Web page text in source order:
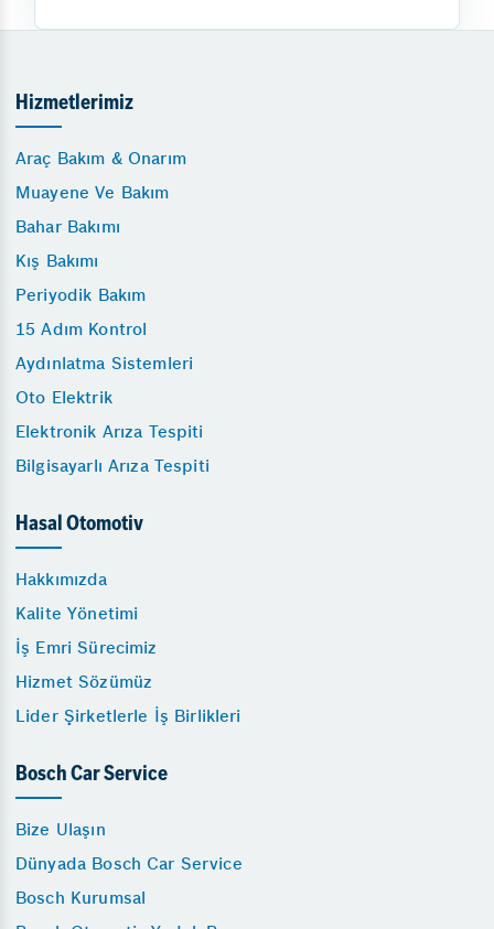
Hizmetlerimiz
Araç Bakım & Onarım
Muayene Ve Bakım
Bahar Bakımı
Kış Bakımı
Periyodik Bakım
15 Adım Kontrol
Aydınlatma Sistemleri
Oto Elektrik
Elektronik Arıza Tespiti
Bilgisayarlı Arıza Tespiti
Hasal Otomotiv
Hakkımızda
Kalite Yönetimi
İş Emri Sürecimiz
Hizmet Sözümüz
Lider Şirketlerle İş Birlikleri
Bosch Car Service
Bize Ulaşın
Dünyada Bosch Car Service
Bosch Kurumsal